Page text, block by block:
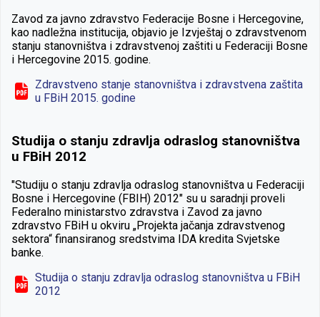
Zavod za javno zdravstvo Federacije Bosne i Hercegovine,
kao nadležna institucija, objavio je Izvještaj o zdravstvenom
stanju stanovništva i zdravstvenoj zaštiti u Federaciji Bosne
i Hercegovine 2015. godine.
Zdravstveno stanje stanovništva i zdravstvena zaštita
u FBiH 2015. godine
Studija o stanju zdravlja odraslog stanovništva
u FBiH 2012
"Studiju o stanju zdravlja odraslog stanovništva u Federaciji
Bosne i Hercegovine (FBIH) 2012" su u saradnji proveli
Federalno ministarstvo zdravstva i Zavod za javno
zdravstvo FBiH u okviru „Projekta jačanja zdravstvenog
sektora“ finansiranog sredstvima IDA kredita Svjetske
banke.
Studija o stanju zdravlja odraslog stanovništva u FBiH
2012